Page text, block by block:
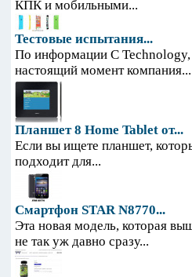
КПК и мобильными...
Тестовые испытания...
По информации С Technology,
настоящий момент компания...
Планшет 8 Home Tablet от...
Если вы ищете планшет,
подходит для...
Смартфон STAR N8770...
Эта новая модель, которая
не так уж давно сразу...